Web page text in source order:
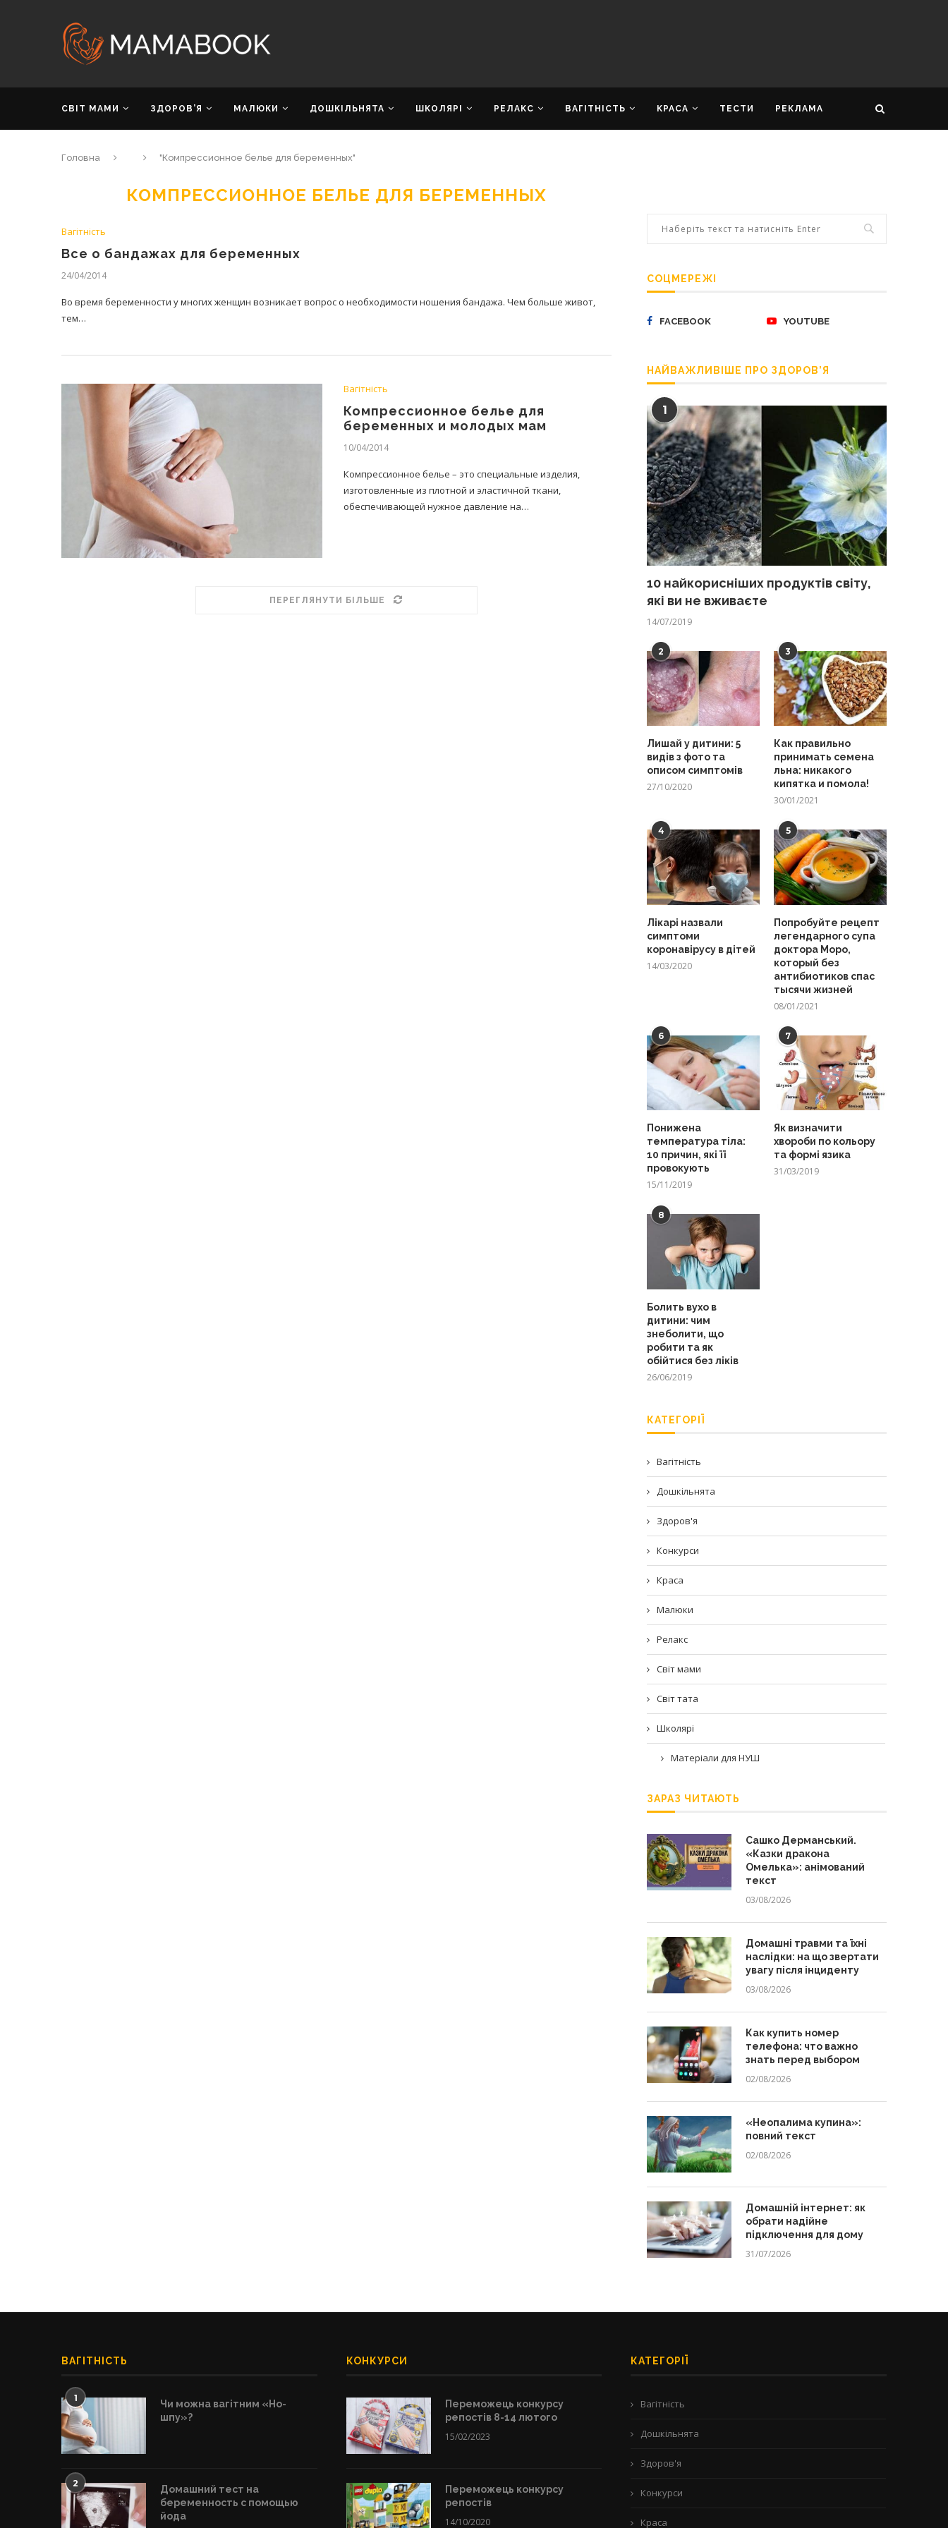
СВІТ МАМИ ЗДОРОВ’Я МАЛЮКИ ДОШКІЛЬНЯТА ШКОЛЯРІ РЕЛАКС ВАГІТНІСТЬ КРАСА ТЕСТИ РЕКЛАМА
Головна "Компрессионное белье для беременных"
КОМПРЕССИОННОЕ БЕЛЬЕ ДЛЯ БЕРЕМЕННЫХ
Вагітність
Все о бандажах для беременных
24/04/2014
Во время беременности у многих женщин возникает вопрос о необходимости ношения бандажа. Чем больше живот,
тем…
Вагітність
Компрессионное белье для
беременных и молодых мам
10/04/2014
Компрессионное белье – это специальные изделия,
изготовленные из плотной и эластичной ткани,
обеспечивающей нужное давление на…
ПЕРЕГЛЯНУТИ БІЛЬШЕ
СОЦМЕРЕЖІ
FACEBOOK YOUTUBE
НАЙВАЖЛИВІШЕ ПРО ЗДОРОВ’Я
1
10 найкорисніших продуктів світу,
які ви не вживаєте
14/07/2019
2
Лишай у дитини: 5
видів з фото та
описом симптомів
27/10/2020
3
Как правильно
принимать семена
льна: никакого
кипятка и помола!
30/01/2021
4
Лікарі назвали
симптоми
коронавірусу в дітей
14/03/2020
5
Попробуйте рецепт
легендарного супа
доктора Моро,
который без
антибиотиков спас
тысячи жизней
08/01/2021
6
Понижена
температура тіла:
10 причин, які її
провокують
15/11/2019
7
Як визначити
хвороби по кольору
та формі язика
31/03/2019
8
Болить вухо в
дитини: чим
знеболити, що
робити та як
обійтися без ліків
26/06/2019
КАТЕГОРІЇ
Вагітність
Дошкільнята
Здоров'я
Конкурси
Краса
Малюки
Релакс
Світ мами
Світ тата
Школярі
Матеріали для НУШ
ЗАРАЗ ЧИТАЮТЬ
Сашко Дерманський.
«Казки дракона
Омелька»: анімований
текст
03/08/2026
Домашні травми та їхні
наслідки: на що звертати
увагу після інциденту
03/08/2026
Как купить номер
телефона: что важно
знать перед выбором
02/08/2026
«Неопалима купина»:
повний текст
02/08/2026
Домашній інтернет: як
обрати надійне
підключення для дому
31/07/2026
ВАГІТНІСТЬ
1
Чи можна вагітним «Но-
шпу»?
2
Домашний тест на
беременность с помощью
йода
КОНКУРСИ
Переможець конкурсу
репостів 8-14 лютого
15/02/2023
Переможець конкурсу
репостів
14/10/2020
КАТЕГОРІЇ
Вагітність
Дошкільнята
Здоров'я
Конкурси
Краса